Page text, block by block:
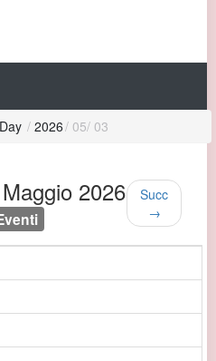
Day / 2026/ 05/ 03
2026
Succ
→